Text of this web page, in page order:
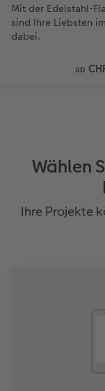
Mit der Edelstahl-
sind Ihre Liebsten
dabei.
ab
Wählen
Ihre Projekte